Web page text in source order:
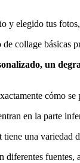
y elegido tus
collage básicas
un
cómo
en la parte
una variedad